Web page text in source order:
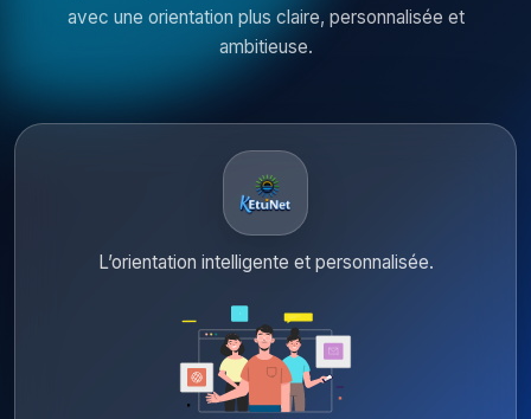
avec une orientation plus claire, personnalisée et
ambitieuse.
L’orientation intelligente et personnalisée.